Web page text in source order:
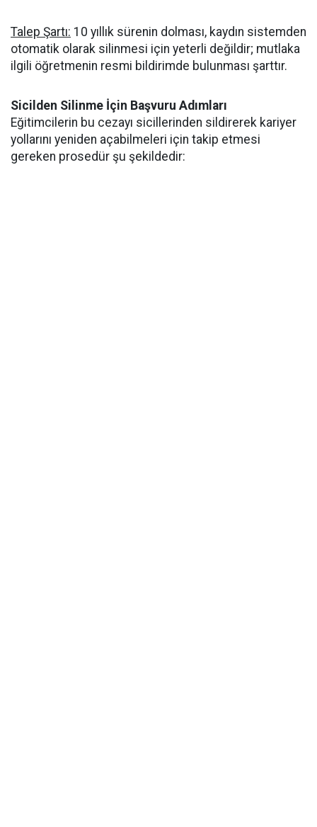
Talep Şartı: 10 yıllık sürenin dolması, kaydın sistemden
otomatik olarak silinmesi için yeterli değildir; mutlaka
ilgili öğretmenin resmi bildirimde bulunması şarttır.
Sicilden Silinme İçin Başvuru Adımları
Eğitimcilerin bu cezayı sicillerinden sildirerek kariyer
yollarını yeniden açabilmeleri için takip etmesi
gereken prosedür şu şekildedir: